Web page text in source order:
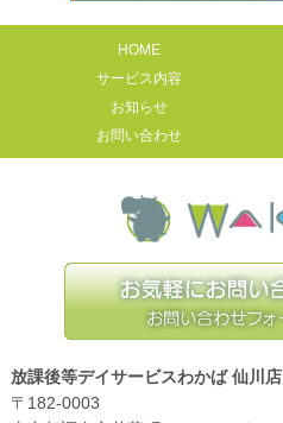
HOME
サービス内容
お知らせ
お問い合わせ
放課後等デイサービスわかば 仙川店
〒182-0003